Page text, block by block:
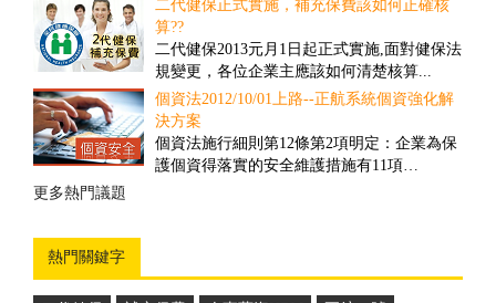
二代健保正式實施，補充保費該如何正確核
算??
二代健保2013元月1日起正式實施,面對健保法
規變更，各位企業主應該如何清楚核算...
個資法2012/10/01上路--正航系統個資強化解
決方案
個資法施行細則第12條第2項明定：企業為保
護個資得落實的安全維護措施有11項…
更多熱門議題
盤點管理之解決方案
舊有的正航盤點流程雖然可提高效率，但卻
忽略經營面的問題，盤點人員在其中可以偷
工，因此易造成成本上的損失...
商品計算面積之管理解決方案
因應企業於商品管理需要以面積計算，來對
其客戶報價並依此作為庫存的管理，所制定
熱門關鍵字